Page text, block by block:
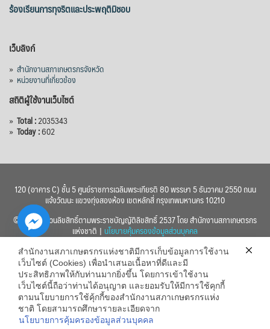
ร้องเรียนการทุจริตและประพฤติมิชอบ
เว็บลิงก์
» สำนักงานสภาเกษตรกรจังหวัด
» หน่วยงานที่เกี่ยวข้อง
สถิติผู้ใช้งานเว็บไซต์
» Total :2035343
» Today :602
120 (อาคาร C) ชั้น 5 ศูนย์ราชการเฉลิมพระเกียรติ 80 พรรษา 5 ธันวาคม 2550 ถนน
แจ้งวัฒนะ แขวงทุ่งสองห้อง เขตหลักสี่ กรุงเทพมหานคร 10210
© 2560 สงวนลิขสิทธิ์ตามพระราชบัญญัติลิขสิทธิ์ 2537 โดย สำนักงานสภาเกษตรกร
แห่งชาติ | นโยบายคุ้มครองข้อมูลส่วนบุคคล
สำนักงานสภาเกษตรกรแห่งชาติมีการเก็บข้อมูลการใช้งาน
เว็บไซต์ (Cookies) เพื่อนำเสนอเนื้อหาที่ดีและมี
ประสิทธิภาพให้กับท่านมากยิ่งขึ้น โดยการเข้าใช้งาน
เว็บไซต์นี้ถือว่าท่านได้อนุญาต และยอมรับให้มีการใช้คุกกี้
ตามนโยบายการใช้คุ้กกี้ของสำนักงานสภาเกษตรกรแห่ง
ชาติ โดยสามารถศึกษารายละเอียดจาก
นโยบายการคุ้มครองข้อมูลส่วนบุคคล
Hide
chaty